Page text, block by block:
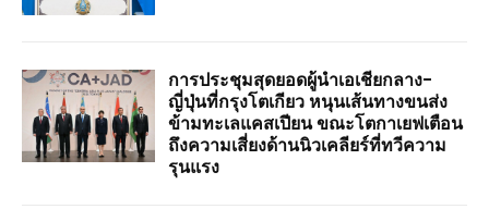
การประชุมสุดยอดผู้นำเอเชียกลาง-
ญี่ปุ่นที่กรุงโตเกียว หนุนเส้นทางขนส่ง
ข้ามทะเลแคสเปียน ขณะโตกาเยฟเตือน
ถึงความเสี่ยงด้านนิวเคลียร์ที่ทวีความ
รุนแรง